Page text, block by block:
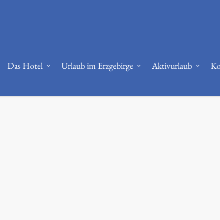
Das Hotel Urlaub im Erzgebirge Aktivurlaub